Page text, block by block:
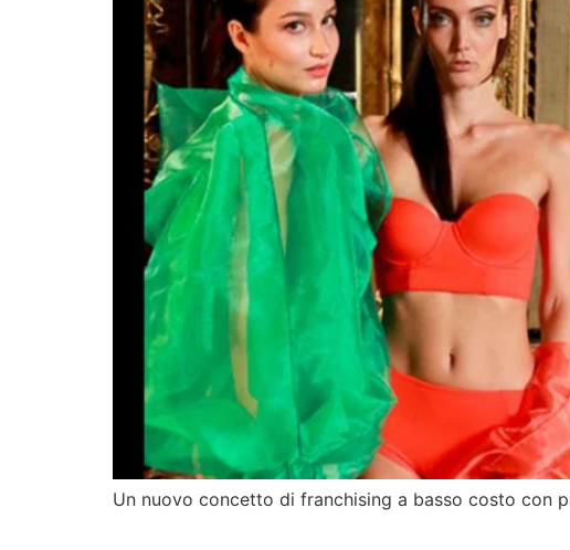
Un nuovo concetto di franchising a basso costo con